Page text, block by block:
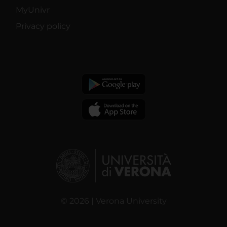
MyUnivr
Privacy policy
© 2026 | Verona University